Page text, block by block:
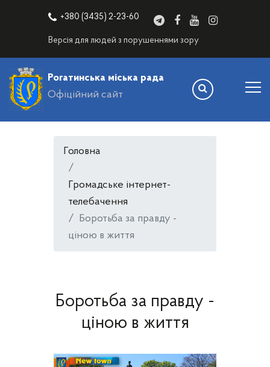
+380 (3435) 2-23-60
Версія для людей з порушеннями зору
Рогатинська міська рада
Офіційний сайт
Головна
Громадське інтернет-
телебачення
Боротьба за правду -
ціною в життя
Боротьба за правду -
ціною в життя